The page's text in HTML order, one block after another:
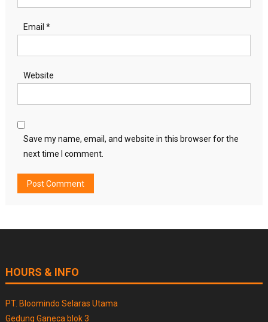
Email *
Website
Save my name, email, and website in this browser for the
next time I comment.
HOURS & INFO
PT. Bloomindo Selaras Utama
Gedung Ganeca blok 3